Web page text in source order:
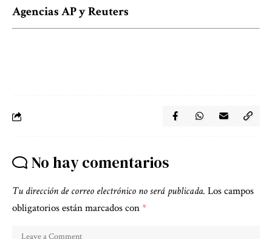
Agencias AP y Reuters
No hay comentarios
Tu dirección de correo electrónico no será publicada. Los campos
obligatorios están marcados con*